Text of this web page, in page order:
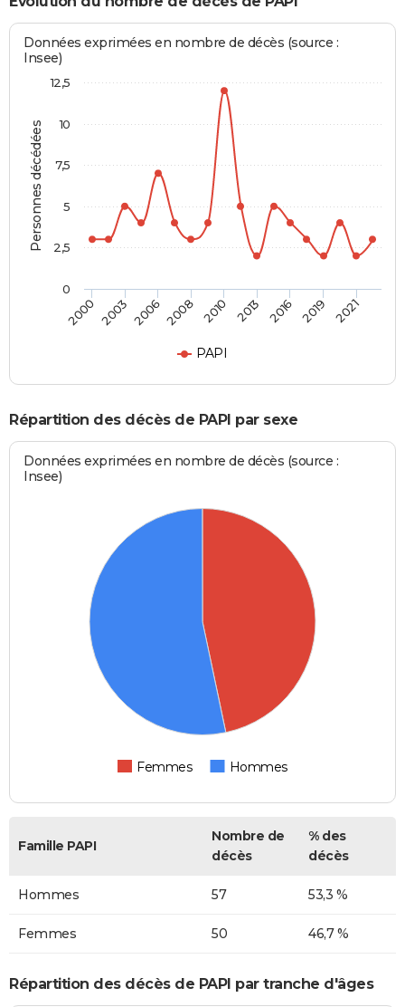
Personnes décédées
Données exprimées en nombre de décès (source :
Insee)
PAPI
2000 2003 20062008 2010 2013 2016 2019 2021
0
2,5
5
7,5
10
12,5
Répartition des décès de PAPI par sexe
Données exprimées en nombre de décès (source :
Insee)
Femmes Hommes
Famille PAPI
Nombre de
décès
% des
décès
Hommes 57 53,3 %
Femmes 50 46,7 %
Répartition des décès de PAPI par tranche d'âges